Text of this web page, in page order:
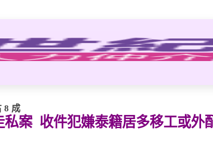
8 成
案 收件犯嫌泰籍居多移工或外